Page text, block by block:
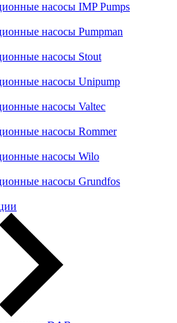
насосы IMP Pumps
насосы Pumpman
насосы Stout
насосы Unipump
насосы Valtec
насосы Rommer
насосы Wilo
насосы Grundfos